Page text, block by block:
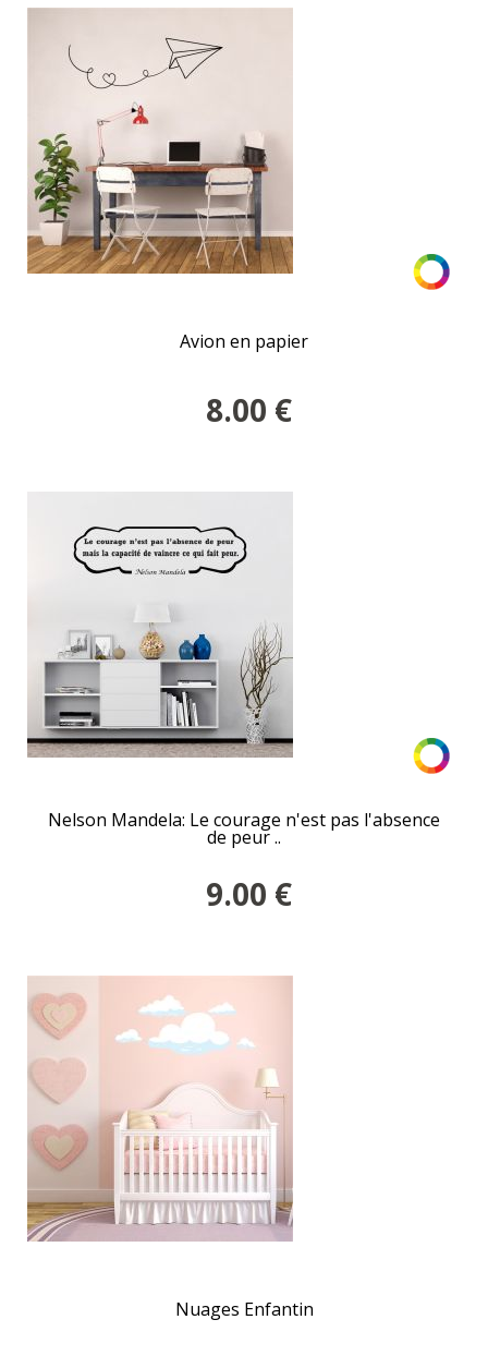
Avion en papier
8.00 €
Nelson Mandela: Le courage n'est pas l'absence
de peur ..
9.00 €
Nuages Enfantin